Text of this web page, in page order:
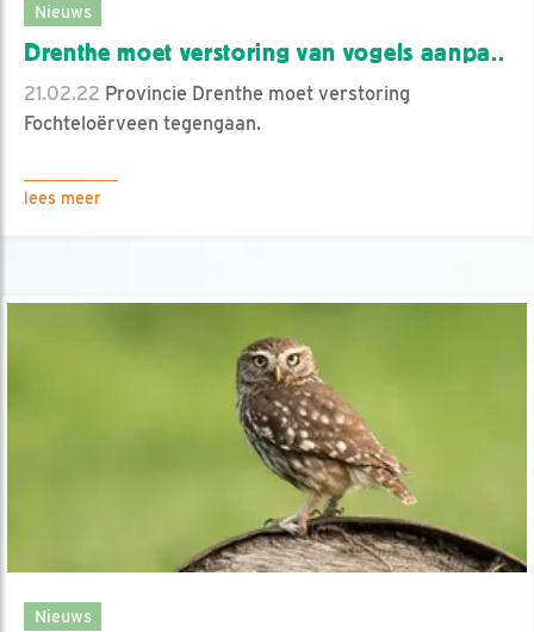
Nieuws
Drenthe moet verstoring van vogels aanpa..
21.02.22 Provincie Drenthe moet verstoring
Fochteloërveen tegengaan.
lees meer
Nieuws